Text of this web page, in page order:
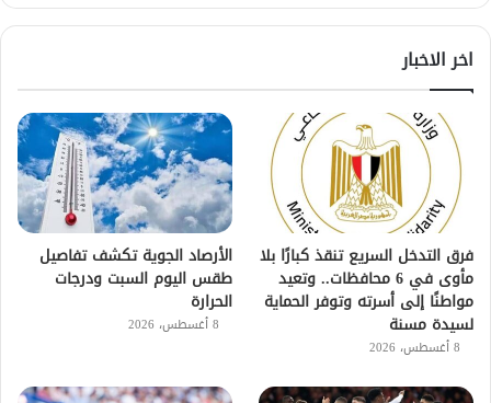
اخر الاخبار
فرق التدخل السريع تنقذ كبارًا بلا
مأوى في 6 محافظات.. وتعيد
مواطنًا إلى أسرته وتوفر الحماية
لسيدة مسنة
8 أغسطس، 2026
الأرصاد الجوية تكشف تفاصيل
طقس اليوم السبت ودرجات
الحرارة
8 أغسطس، 2026